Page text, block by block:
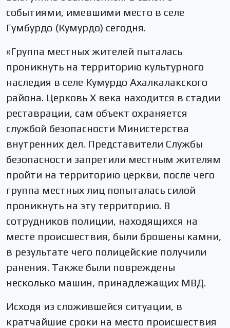
событиями, имевшими место в селе
Гумбурдо (Кумурдо) сегодня.
«Группа местных жителей пыталась
проникнуть на территорию культурного
наследия в селе Кумурдо Ахалкалакского
района. Церковь Х века находится в стадии
реставрации, сам объект охраняется
службой безопасности Министерства
внутренних дел. Представители Службы
безопасности запретили местным жителям
пройти на территорию церкви, после чего
группа местных лиц попыталась силой
проникнуть на эту территорию. В
сотрудников полиции, находящихся на
месте происшествия, были брошены камни,
в результате чего полицейские получили
ранения. Также были повреждены
несколько машин, принадлежащих МВД.
Исходя из сложившейся ситуации, в
кратчайшие сроки на место происшествия